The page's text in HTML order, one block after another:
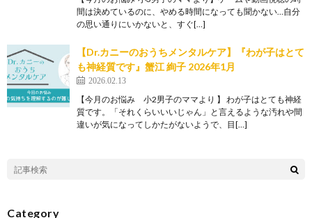
間は決めているのに、やめる時間になっても聞かない…自分
の思い通りにいかないと、すぐ[…]
【Dr.カニーのおうちメンタルケア】『わが子はとて
も神経質です』蟹江 絢子 2026年1月
2026.02.13
【今月のお悩み 小2男子のママより 】 わが子はとても神経
質です。「それくらいいいじゃん」と言えるような汚れや間
違いが気になってしかたがないようで、目[…]
Category